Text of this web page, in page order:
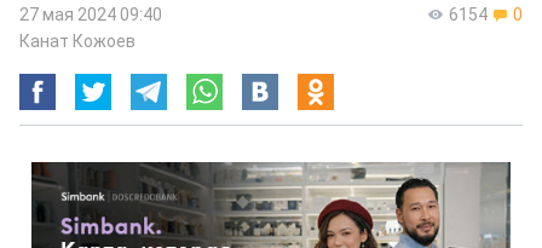
6154 0
27 мая 2024 09:40
Канат Кожоев